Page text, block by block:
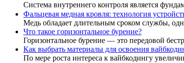
Система внутреннего контроля является
Фальцевая медная кровля: технология
Медь обладает длительным сроком службы,
Что такое горизонтальное бурение?
Горизонтальное бурение — это передовой
Как выбрать материалы для освоения
По мере роста интереса к вайбкодингу